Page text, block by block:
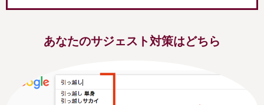
あなたのサジェスト対策はどちら